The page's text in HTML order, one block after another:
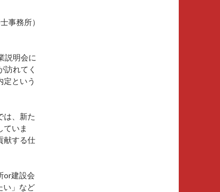
事務所）
説明会に
訪れてく
定という
は、新た
ていま
献する仕
or建設会
い」など